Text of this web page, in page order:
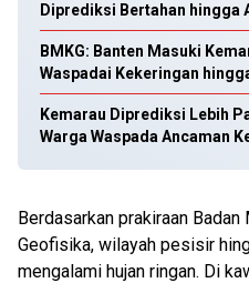
Diprediksi Bertahan hingga
BMKG: Banten Masuki
Waspadai Kekeringan
Kemarau Diprediksi Lebih
Warga Waspada Ancaman
Berdasarkan prakiraan
Geofisika, wilayah pesisir
mengalami hujan ringan. Di